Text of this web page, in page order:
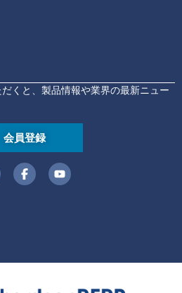
くと、製品情報や業界の最新ニュー
会員登録